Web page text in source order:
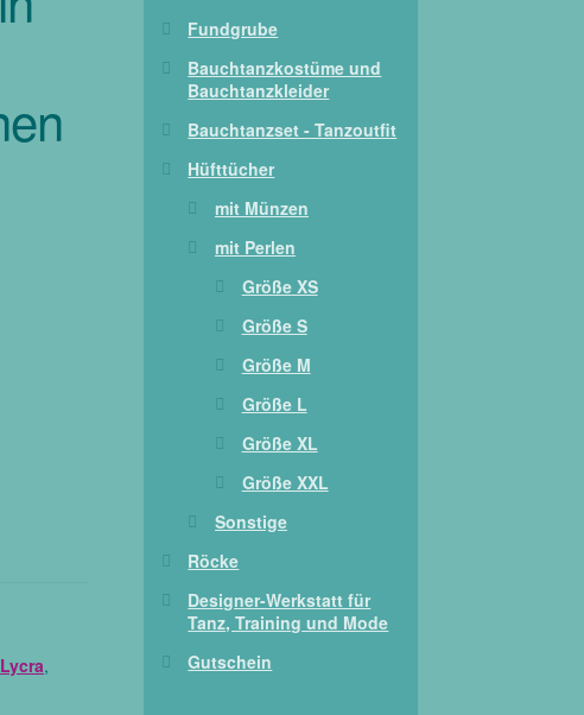
Lycra,
Fundgrube
Bauchtanzkostüme und
Bauchtanzkleider
Bauchtanzset - Tanzoutfit
Hüfttücher
mit Münzen
mit Perlen
Größe XS
Größe S
Größe M
Größe L
Größe XL
Größe XXL
Sonstige
Röcke
Designer-Werkstatt für
Tanz, Training und Mode
Gutschein